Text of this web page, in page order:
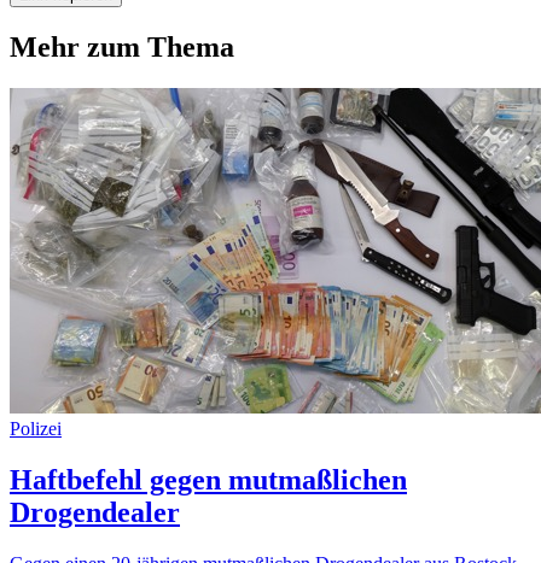
Mehr zum Thema
Polizei
Haftbefehl gegen mutmaßlichen
Drogendealer